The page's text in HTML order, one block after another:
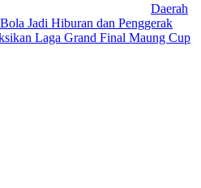
Daerah
Jadi Hiburan dan Penggerak
Laga Grand Final Maung Cup